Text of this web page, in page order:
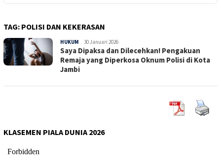
TAG: POLISI DAN KEKERASAN
HUKUM Sepucuk
Jambi
30 Januari 2026
Saya Dipaksa dan Dilecehkan! Pengakuan
Remaja yang Diperkosa Oknum Polisi di Kota
Jambi
KLASEMEN PIALA DUNIA 2026